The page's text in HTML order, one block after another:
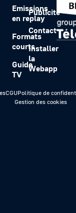
Emissions
en replay
Formats
courts
Guide
TV
Publicité
Contact
Installer
la
Webapp
CGUPolitique de
Gestion des cookies